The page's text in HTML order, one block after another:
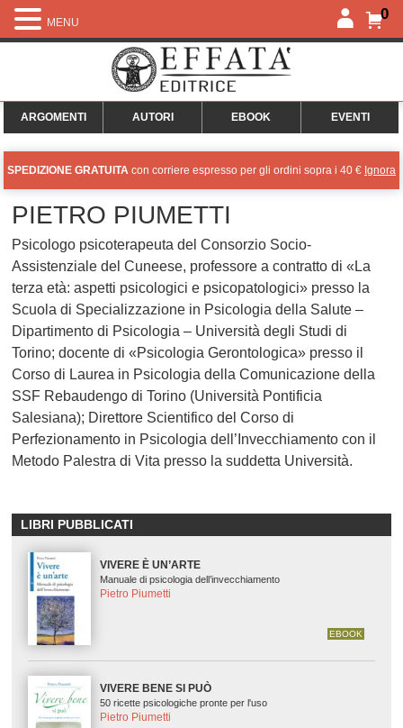
0
ARGOMENTI AUTORI EBOOK EVENTI
SPEDIZIONE GRATUITA con corriere espresso per gli ordini sopra i 40 € Ignora
PIETRO PIUMETTI
Psicologo psicoterapeuta del Consorzio Socio-
Assistenziale del Cuneese, professore a contratto di «La
terza età: aspetti psicologici e psicopatologici» presso la
Scuola di Specializzazione in Psicologia della Salute –
Dipartimento di Psicologia – Università degli Studi di
Torino; docente di «Psicologia Gerontologica» presso il
Corso di Laurea in Psicologia della Comunicazione della
SSF Rebaudengo di Torino (Università Pontificia
Salesiana); Direttore Scientifico del Corso di
Perfezionamento in Psicologia dell’Invecchiamento con il
Metodo Palestra di Vita presso la suddetta Università.
LIBRI PUBBLICATI
VIVERE È UN’ARTE
Manuale di psicologia dell’invecchiamento
Pietro Piumetti
EBOOK
VIVERE BENE SI PUÒ
50 ricette psicologiche pronte per l'uso
Pietro Piumetti
MENU